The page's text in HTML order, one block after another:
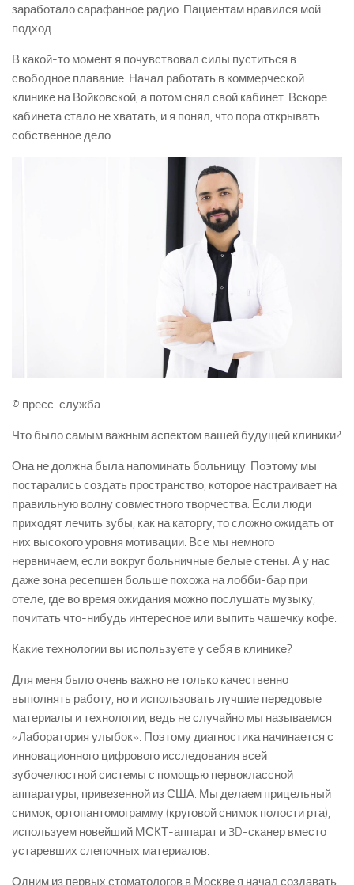
заработало сарафанное радио. Пациентам нравился мой
подход.
В какой-то момент я почувствовал силы пуститься в
свободное плавание. Начал работать в коммерческой
клинике на Войковской, а потом снял свой кабинет. Вскоре
кабинета стало не хватать, и я понял, что пора открывать
собственное дело.
© пресс-служба
Что было самым важным аспектом вашей будущей клиники?
Она не должна была напоминать больницу. Поэтому мы
постарались создать пространство, которое настраивает на
правильную волну совместного творчества. Если люди
приходят лечить зубы, как на каторгу, то сложно ожидать от
них высокого уровня мотивации. Все мы немного
нервничаем, если вокруг больничные белые стены. А у нас
даже зона ресепшен больше похожа на лобби-бар при
отеле, где во время ожидания можно послушать музыку,
почитать что-нибудь интересное или выпить чашечку кофе.
Какие технологии вы используете у себя в клинике?
Для меня было очень важно не только качественно
выполнять работу, но и использовать лучшие передовые
материалы и технологии, ведь не случайно мы называемся
«Лаборатория улыбок». Поэтому диагностика начинается с
инновационного цифрового исследования всей
зубочелюстной системы с помощью первоклассной
аппаратуры, привезенной из США. Мы делаем прицельный
снимок, ортопантомограмму (круговой снимок полости рта),
используем новейший МСКТ-аппарат и 3D-сканер вместо
устаревших слепочных материалов.
Одним из первых стоматологов в Москве я начал создавать